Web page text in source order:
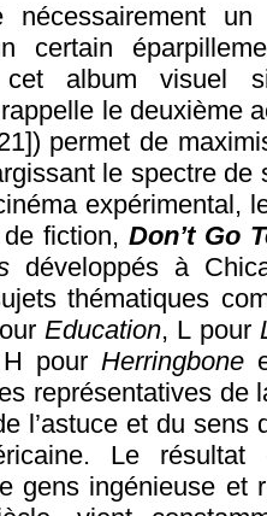
nécessairement
certain
cet album visuel
le deuxième
permet de
le spectre de
expérimental,
fiction, Don’t Go
développés à
thématiques
Education, L pour
pourHerringbone
représentatives de
l’astuce et du sens
Le
gens ingénieuse et